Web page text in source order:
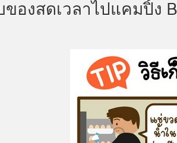
ของสดเวลาไปแคมปิ้ง